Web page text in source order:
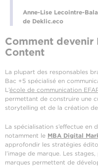
Anne-Lise Lecointre-
de Deklic.eco
Comment devenir
Content
La plupart des responsables
Bac +5 spécialisé en
L’école de communication
permettant de construire une
storytelling et de la création
La spécialisation s’effectue en
notamment le MBA Digital
approfondir les stratégies
l’image de marque. Les
marques permettent de